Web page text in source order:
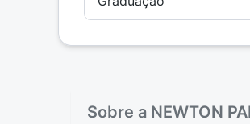
Sobre a NEWTON